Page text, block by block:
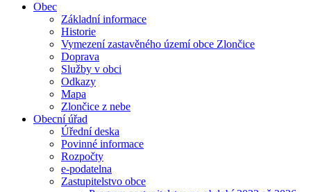
Obec
Základní informace
Historie
Vymezení zastavěného území obce Zlončice
Doprava
Služby v obci
Odkazy
Mapa
Zlončice z nebe
Obecní úřad
Úřední deska
Povinné informace
Rozpočty
e-podatelna
Zastupitelstvo obce